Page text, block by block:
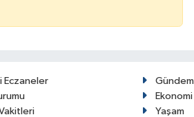
Eczaneler
Gündem
Ekonomi
Yaşam